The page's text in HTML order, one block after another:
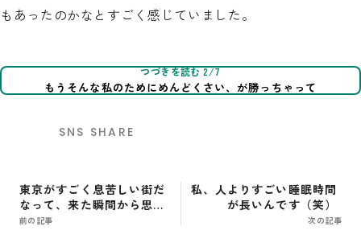
もあったのかなとすごく感じていました。
つづきを読む 2/7
もうそんな私のためにめんどくさい、が勝っちゃって
SNS SHARE
東京がすごく息苦しい街だ
なって、来た瞬間から思っ
たのね
前の記事
私、人よりすごい睡眠時間
が長いんです（笑）
次の記事